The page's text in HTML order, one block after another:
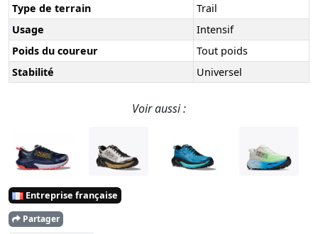
Type de terrain
Trail
Usage
Intensif
Poids du coureur
Tout poids
Stabilité
Universel
Voir aussi :
Entreprise française
Partager